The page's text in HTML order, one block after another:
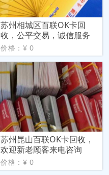
苏州相城区百联OK卡回
收，公平交易，诚信服务
价格：¥ 0
苏州昆山百联OK卡回收，
欢迎新老顾客来电咨询
价格：¥ 0